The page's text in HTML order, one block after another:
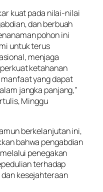
kuat pada nilai-nilai
dan berbuah
pohon ini
untuk terus
menjaga
ketahanan
yang dapat
jangka panjang,”
Minggu
berkelanjutan ini,
bahwa pengabdian
penegakan
terhadap
kesejahteraan